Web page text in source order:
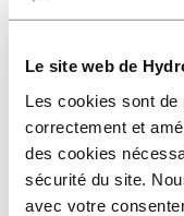
Le site web de
Les cookies sont
correctement et
des cookies
sécurité du site.
avec votre